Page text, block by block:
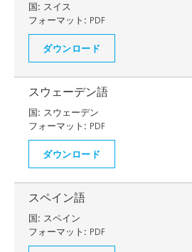
国: スイス
フォーマット: PDF
ダウンロード
スウェーデン語
国: スウェーデン
フォーマット: PDF
ダウンロード
スペイン語
国: スペイン
フォーマット: PDF